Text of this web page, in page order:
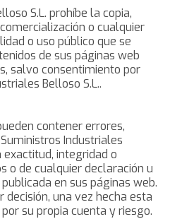
S.L. prohíbe la copia,
o cualquier
o uso público que se
de sus páginas web
salvo consentimiento por
Belloso S.L..
contener errores,
Industriales
exactitud, integridad o
o de cualquier declaración u
en sus páginas web.
una vez hecha esta
su propia cuenta y riesgo.